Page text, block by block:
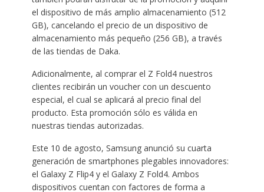
el dispositivo de más amplio almacenamiento (512
GB), cancelando el precio de un dispositivo de
almacenamiento más pequeño (256 GB), a través
de las tiendas de Daka.
Adicionalmente, al comprar el Z Fold4 nuestros
clientes recibirán un voucher con un descuento
especial, el cual se aplicará al precio final del
producto. Esta promoción sólo es válida en
nuestras tiendas autorizadas.
Este 10 de agosto, Samsung anunció su cuarta
generación de smartphones plegables innovadores:
el Galaxy Z Flip4 y el Galaxy Z Fold4. Ambos
dispositivos cuentan con factores de forma a